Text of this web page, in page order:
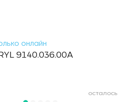
онлайн
9140.036.00A
осталось